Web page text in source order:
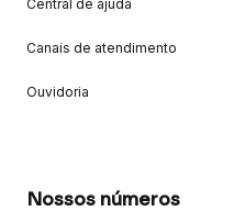
Central de ajuda
Canais de atendimento
Ouvidoria
Nossos números